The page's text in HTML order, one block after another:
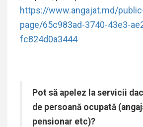
https://www.angajat.md/
page/65c983ad-3740-43e3-
fc824d0a3444
Pot să apelez la servicii
de persoană ocupată
pensionar etc)?